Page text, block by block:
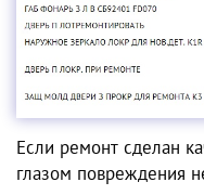
Если ремонт сделан
глазом повреждения